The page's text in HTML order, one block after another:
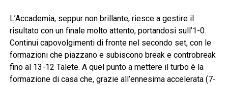
L’Accademia, seppur non brillante, riesce a gestire il
risultato con un finale molto attento, portandosi sull’1-0.
Continui capovolgimenti di fronte nel secondo set, con le
formazioni che piazzano e subiscono break e controbreak
fino al 13-12 Talete. A quel punto a mettere il turbo è la
formazione di casa che, grazie all’ennesima accelerata (7-